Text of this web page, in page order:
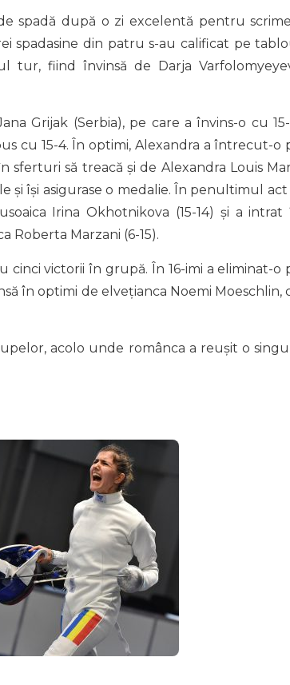
spadă după o zi excelentă pentru
spadasine din patru s-au calificat pe
tur, fiind învinsă de Darja
Grijak (Serbia), pe care a învins-o cu 15-
cu 15-4. În optimi, Alexandra a întrecut-o
sferturi să treacă și de Alexandra Louis
și își asigurase o medalie. În penultimul act
Irina Okhotnikova (15-14) și a intrat
Roberta Marzani (6-15).
cinci victorii în grupă. În 16-imi a eliminat-o
în optimi de elvețianca Noemi Moeschlin,
acolo unde românca a reușit o